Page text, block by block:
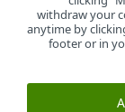
withdraw your
anytime by
footer or in